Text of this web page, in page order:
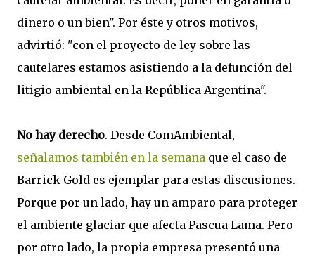
dinero o un bien". Por éste y otros motivos,
advirtió: "con el proyecto de ley sobre las
cautelares estamos asistiendo a la defunción del
litigio ambiental en la República Argentina".
No hay derecho. Desde ComAmbiental,
señalamos también en la semana que el caso de
Barrick Gold es ejemplar para estas discusiones.
Porque por un lado, hay un amparo para proteger
el ambiente glaciar que afecta Pascua Lama. Pero
por otro lado, la propia empresa presentó una